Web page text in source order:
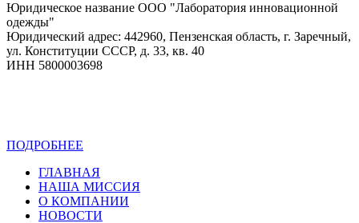
Юридическое название ООО "Лаборатория инновационной
одежды"
Юридический адрес: 442960, Пензенская область, г. Заречный,
ул. Конституции СССР, д. 33, кв. 40
ИНН 5800003698
ПОДРОБНЕЕ
ГЛАВНАЯ
НАША МИССИЯ
О КОМПАНИИ
НОВОСТИ